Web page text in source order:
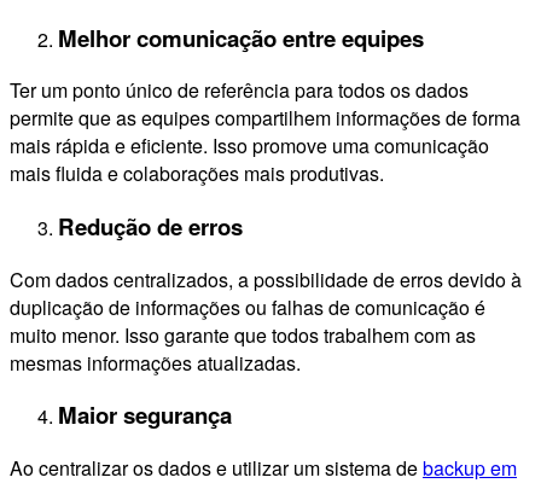
Melhor comunicação entre equipes
Ter um ponto único de referência para todos os dados
permite que as equipes compartilhem informações de forma
mais rápida e eficiente. Isso promove uma comunicação
mais fluida e colaborações mais produtivas.
Redução de erros
Com dados centralizados, a possibilidade de erros devido à
duplicação de informações ou falhas de comunicação é
muito menor. Isso garante que todos trabalhem com as
mesmas informações atualizadas.
Maior segurança
Ao centralizar os dados e utilizar um sistema debackup em